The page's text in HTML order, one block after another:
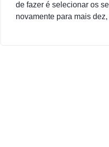
de fazer é selecionar os
novamente para mais